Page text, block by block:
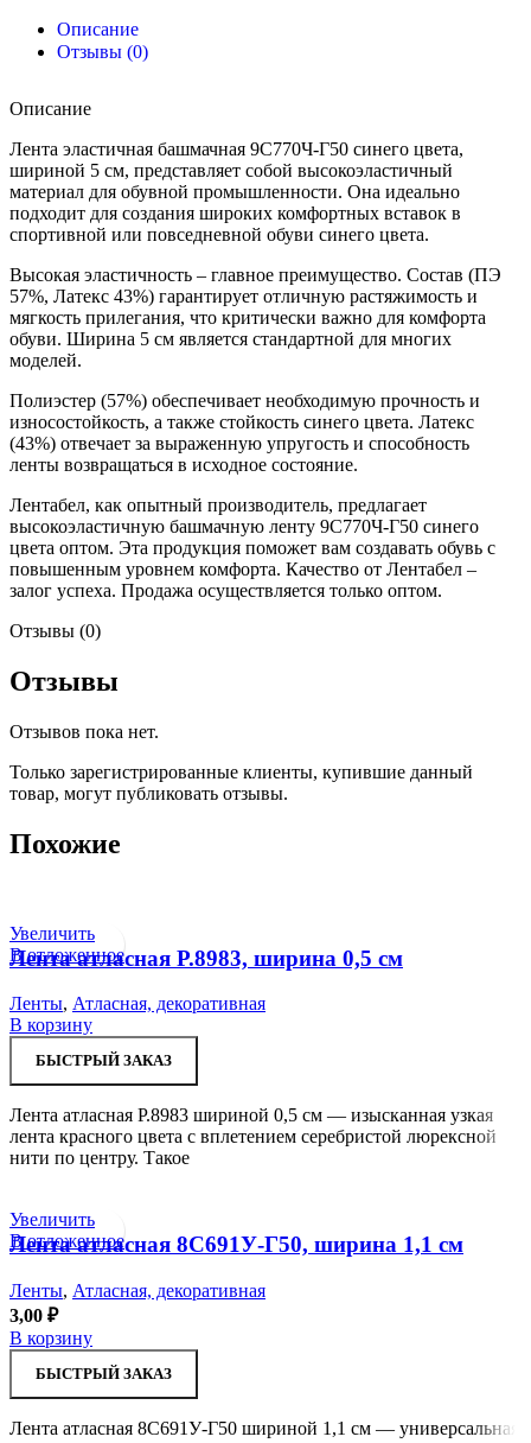
Описание
Отзывы (0)
Описание
Лента эластичная башмачная 9С770Ч-Г50 синего цвета,
шириной 5 см, представляет собой высокоэластичный
материал для обувной промышленности. Она идеально
подходит для создания широких комфортных вставок в
спортивной или повседневной обуви синего цвета.
Высокая эластичность – главное преимущество. Состав (ПЭ
57%, Латекс 43%) гарантирует отличную растяжимость и
мягкость прилегания, что критически важно для комфорта
обуви. Ширина 5 см является стандартной для многих
моделей.
Полиэстер (57%) обеспечивает необходимую прочность и
износостойкость, а также стойкость синего цвета. Латекс
(43%) отвечает за выраженную упругость и способность
ленты возвращаться в исходное состояние.
Лентабел, как опытный производитель, предлагает
высокоэластичную башмачную ленту 9С770Ч-Г50 синего
цвета оптом. Эта продукция поможет вам создавать обувь с
повышенным уровнем комфорта. Качество от Лентабел –
залог успеха. Продажа осуществляется только оптом.
Отзывы (0)
Отзывы
Отзывов пока нет.
Только зарегистрированные клиенты, купившие данный
товар, могут публиковать отзывы.
Похожие
Увеличить
В отложенное
Лента атласная Р.8983, ширина 0,5 см
Ленты, Атласная, декоративная
В корзину
БЫСТРЫЙ ЗАКАЗ
Лента атласная Р.8983 шириной 0,5 см — изысканная узкая
лента красного цвета с вплетением серебристой люрексной
нити по центру. Такое
Увеличить
В отложенное
Лента атласная 8С691У-Г50, ширина 1,1 см
Ленты, Атласная, декоративная
3,00 ₽
В корзину
БЫСТРЫЙ ЗАКАЗ
Лента атласная 8С691У-Г50 шириной 1,1 см — универсальная